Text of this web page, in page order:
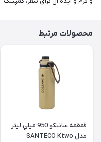
محصولات مرتبط
قمقمه سانتكو 950 ميلي ليتر
مدل SANTECO Ktwo